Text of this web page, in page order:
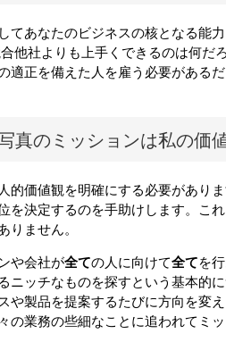
てあなたのビジネスの核となる能
他社よりも上手くできるのは何
適正を備えた人を雇う必要がある
真のミッションは私の価
的価値観を明確にする必要があり
を決定するのを手助けします。こ
ません。
や会社が全ての人に向けて全てを
ニッチなものを探すという基本的
や製品を提案するたびに方向を変
の業務の些細なことに追われてミ